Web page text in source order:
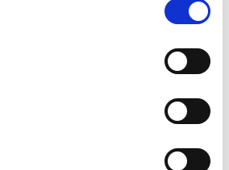
passaggi chiari, entri nella nostra